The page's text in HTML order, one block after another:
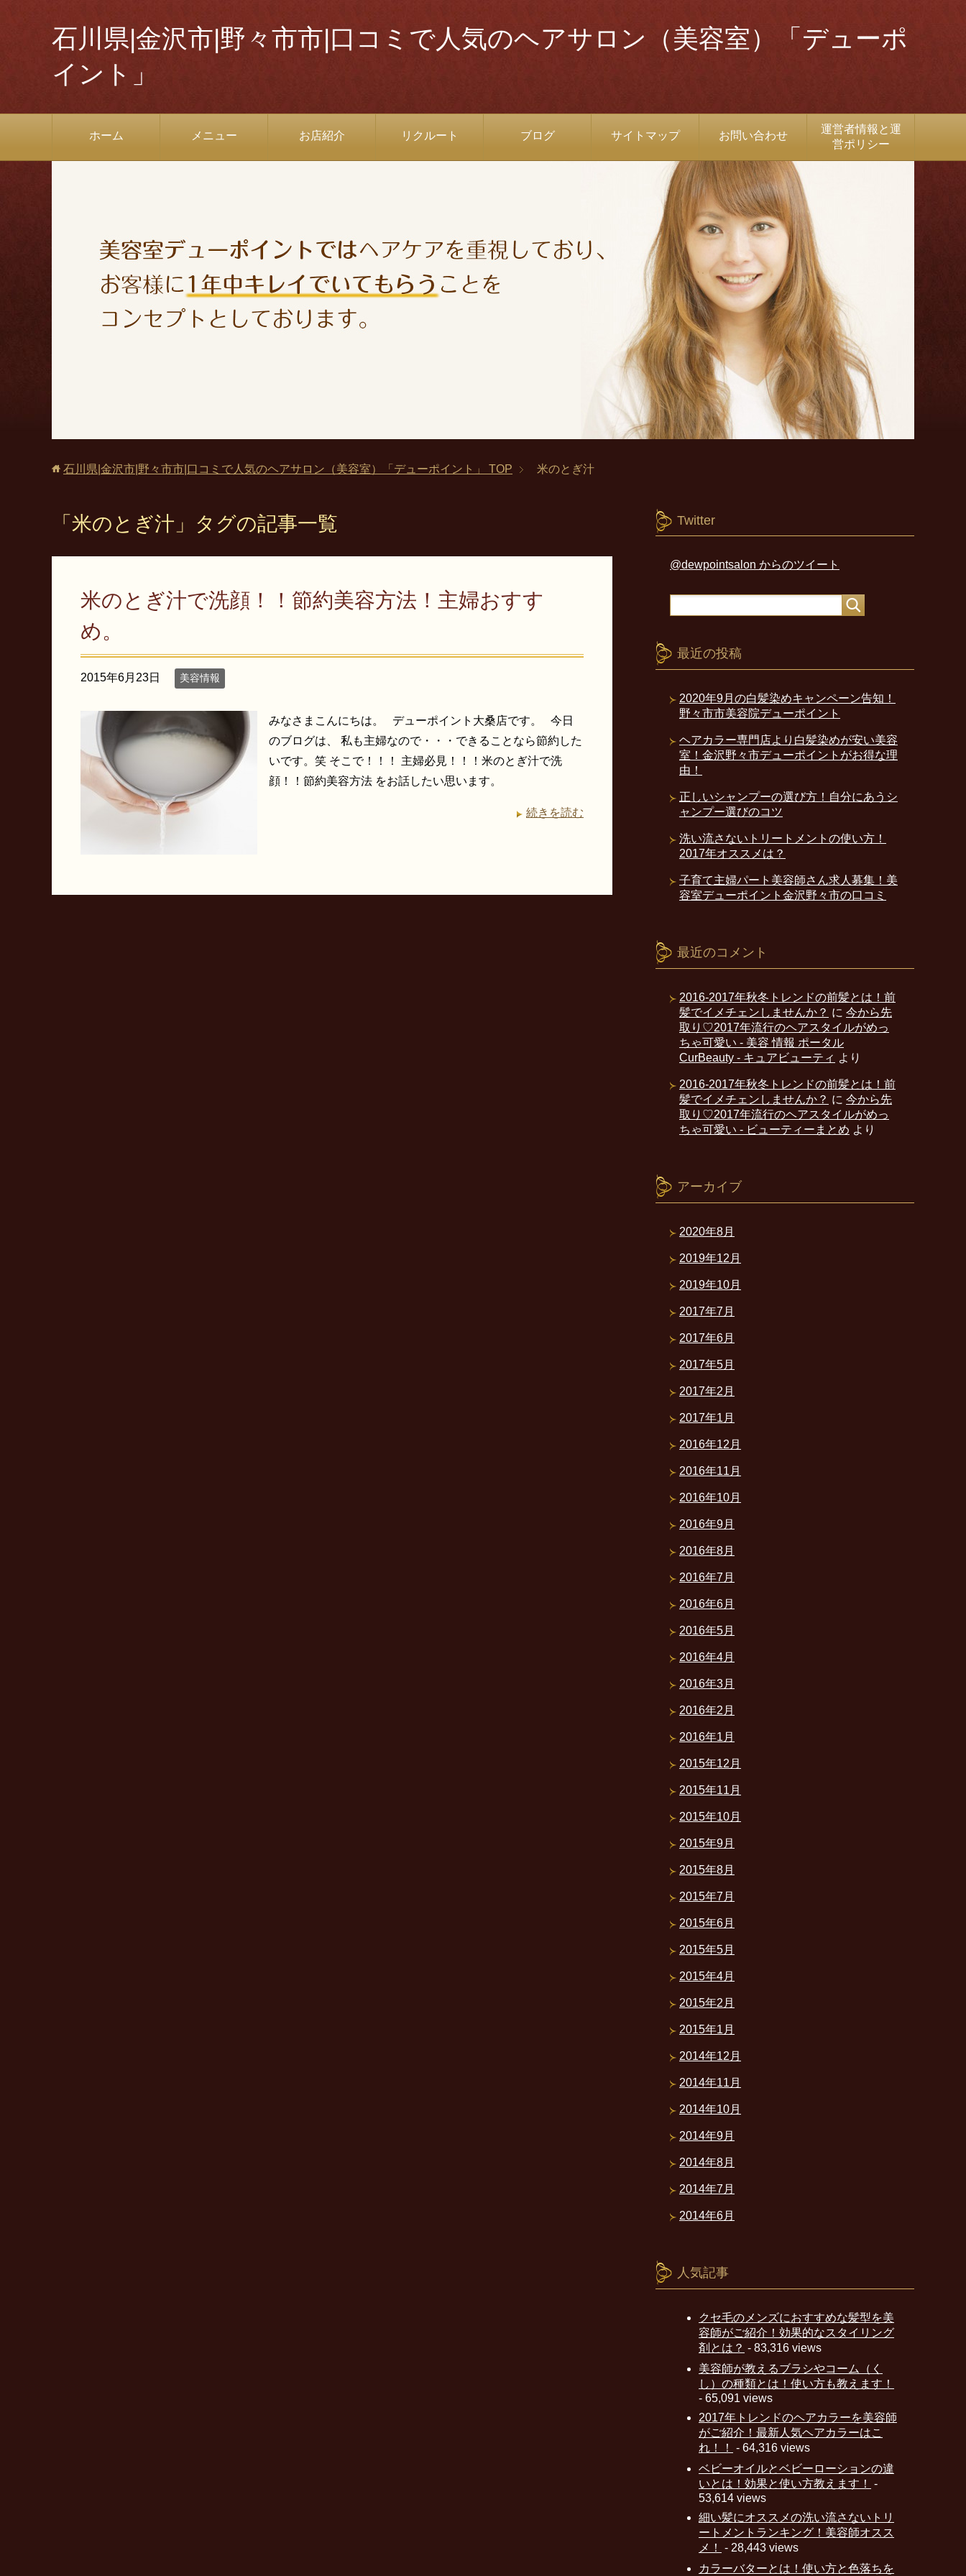
石川県|金沢市|野々市市|口コミで人気のヘアサロン（美容室）「デューポ
イント」
ホーム メニュー お店紹介 リクルート ブログ サイトマップ お問い合わせ
運営者情報と運
営ポリシー
石川県|金沢市|野々市市|口コミで人気のヘアサロン（美容室）「デューポイント」 TOP 米のとぎ汁
「米のとぎ汁」タグの記事一覧
米のとぎ汁で洗顔！！節約美容方法！主婦おすす
め。
2015年6月23日 美容情報
みなさまこんにちは。 デューポイント大桑店です。 今日
のブログは、 私も主婦なので・・・できることなら節約した
いです。笑 そこで！！！ 主婦必見！！！米のとぎ汁で洗
顔！！節約美容方法 をお話したい思います。
続きを読む
Twitter
@dewpointsalon からのツイート
最近の投稿
2020年9月の白髪染めキャンペーン告知！
野々市市美容院デューポイント
ヘアカラー専門店より白髪染めが安い美容
室！金沢野々市デューポイントがお得な理
由！
正しいシャンプーの選び方！自分にあうシ
ャンプー選びのコツ
洗い流さないトリートメントの使い方！
2017年オススメは？
子育て主婦パート美容師さん求人募集！美
容室デューポイント金沢野々市の口コミ
最近のコメント
2016-2017年秋冬トレンドの前髪とは！前
髪でイメチェンしませんか？ に 今から先
取り♡2017年流行のヘアスタイルがめっ
ちゃ可愛い - 美容 情報 ポータル
CurBeauty - キュアビューティ より
2016-2017年秋冬トレンドの前髪とは！前
髪でイメチェンしませんか？ に 今から先
取り♡2017年流行のヘアスタイルがめっ
ちゃ可愛い - ビューティーまとめ より
アーカイブ
2020年8月
2019年12月
2019年10月
2017年7月
2017年6月
2017年5月
2017年2月
2017年1月
2016年12月
2016年11月
2016年10月
2016年9月
2016年8月
2016年7月
2016年6月
2016年5月
2016年4月
2016年3月
2016年2月
2016年1月
2015年12月
2015年11月
2015年10月
2015年9月
2015年8月
2015年7月
2015年6月
2015年5月
2015年4月
2015年2月
2015年1月
2014年12月
2014年11月
2014年10月
2014年9月
2014年8月
2014年7月
2014年6月
人気記事
クセ毛のメンズにおすすめな髪型を美
容師がご紹介！効果的なスタイリング
剤とは？ - 83,316 views
美容師が教えるブラシやコーム（く
し）の種類とは！使い方も教えます！
- 65,091 views
2017年トレンドのヘアカラーを美容師
がご紹介！最新人気ヘアカラーはこ
れ！！
- 64,316 views
ベビーオイルとベビーローションの違
いとは！効果と使い方教えます！
-
53,614 views
細い髪にオススメの洗い流さないトリ
ートメントランキング！美容師オスス
メ！
- 28,443 views
カラーバターとは！使い方と色落ちを